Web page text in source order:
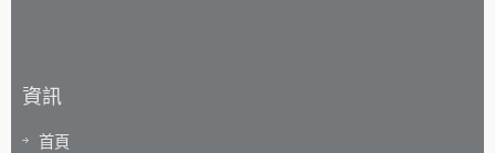
資訊
首頁